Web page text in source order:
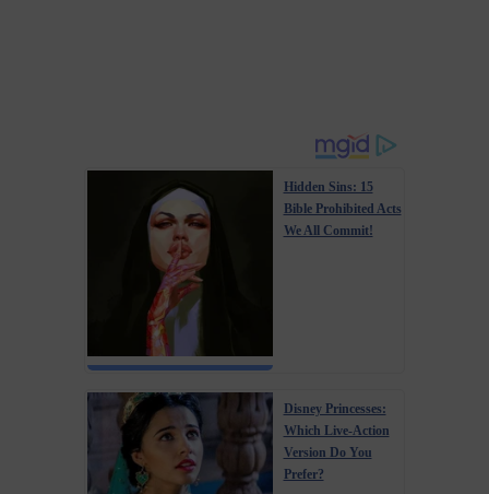
Hidden Sins: 15
Bible Prohibited Acts
We All Commit!
Disney Princesses:
Which Live-Action
Version Do You
Prefer?